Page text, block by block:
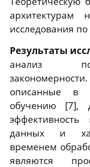
исследования
Результаты
анализ
описанные в
обучению [7],
данных и
временем
являются